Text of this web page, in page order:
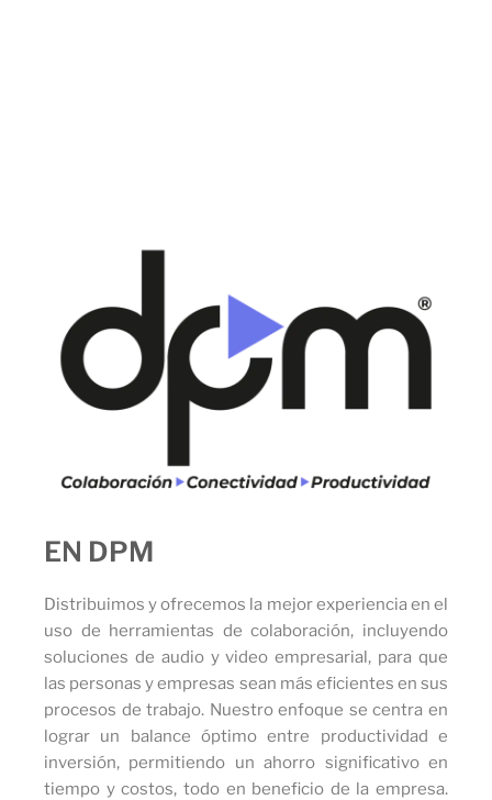
EN DPM
Distribuimos y ofrecemos la mejor experiencia en el
uso de herramientas de colaboración, incluyendo
soluciones de audio y video empresarial, para que
las personas y empresas sean más eficientes en sus
procesos de trabajo. Nuestro enfoque se centra en
lograr un balance óptimo entre productividad e
inversión, permitiendo un ahorro significativo en
tiempo y costos, todo en beneficio de la empresa.